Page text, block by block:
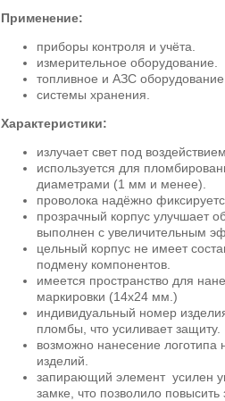
Применение:
приборы контроля и учёта.
измерительное оборудование.
топливное и АЗС оборудование.
системы хранения.
Характеристики:
излучает свет под
используется для
диаметрами (1 мм и менее).
проволока надёжно
прозрачный корпус улучшает
выполнен с увеличительным
цельный корпус не имеет
подмену компонентов.
имеется пространство для
маркировки (14х24 мм.)
индивидуальный номер
пломбы, что усиливает защиту.
возможно нанесение логотипа
изделий.
запирающий элемент усилен
замке, что позволило повысить